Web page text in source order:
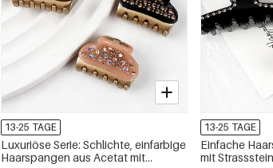
13-25 TAGE
Luxuriöse Serie: Schlichte, einfarbige
Haarspangen aus Acetat mit
13-25 TAGE
Einfache
mit